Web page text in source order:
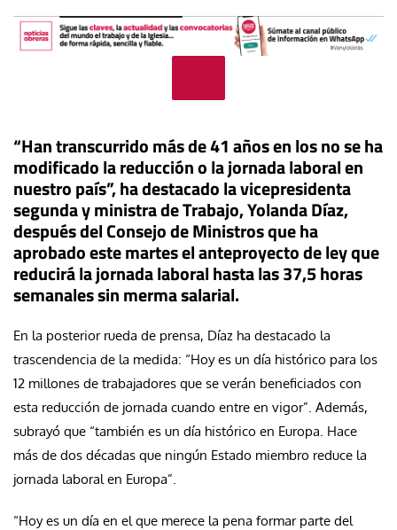
“Han transcurrido más de 41 años en los no se ha
modificado la reducción o la jornada laboral en
nuestro país”, ha destacado la vicepresidenta
segunda y ministra de Trabajo, Yolanda Díaz,
después del Consejo de Ministros que ha
aprobado este martes el anteproyecto de ley que
reducirá la jornada laboral hasta las 37,5 horas
semanales sin merma salarial.
En la posterior rueda de prensa, Díaz ha destacado la
trascendencia de la medida: “Hoy es un día histórico para los
12 millones de trabajadores que se verán beneficiados con
esta reducción de jornada cuando entre en vigor”. Además,
subrayó que “también es un día histórico en Europa. Hace
más de dos décadas que ningún Estado miembro reduce la
jornada laboral en Europa”.
“Hoy es un día en el que merece la pena formar parte del